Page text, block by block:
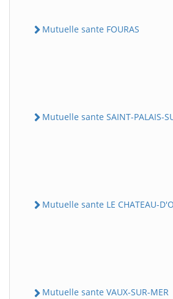
Mutuelle sante FOURAS
Mutuelle sante SAINT-PALAIS-
Mutuelle sante LE CHATEAU-
Mutuelle sante VAUX-SUR-MER